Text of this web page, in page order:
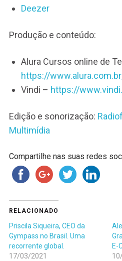
Deezer
Produção e conteúdo:
Alura Cursos online de
https://
Vindi – https://
Edição e sonorização:
Multimídia
Compartilhe nas suas redes
RELACIONADO
Priscila Siqueira, CEO da
Gympass no Brasil. Uma
recorrente global.
17/03/2021
E-